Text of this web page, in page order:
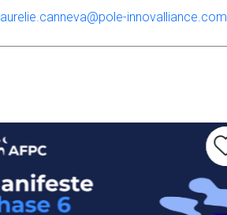
aurelie.canneva@pole-innovalliance.com